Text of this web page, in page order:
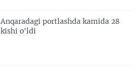
Anqaradagi portlashda kamida 28
kishi o'ldi